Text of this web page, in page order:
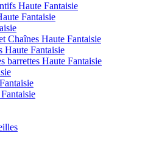
Haute Fantaisie
Fantaisie
Chaînes Haute Fantaisie
Haute Fantaisie
barrettes Haute Fantaisie